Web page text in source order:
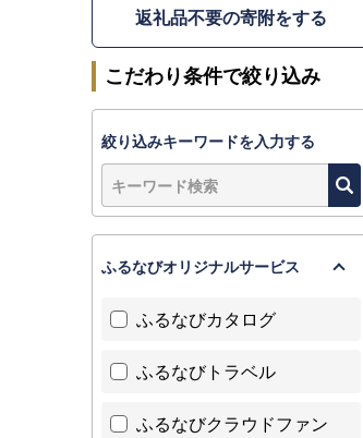
返礼品不要の寄附をする
こだわり条件で絞り込み
絞り込みキーワードを入力する
ふるなびオリジナルサービス
ふるなびカタログ
ふるなびトラベル
ふるなびクラウドファン